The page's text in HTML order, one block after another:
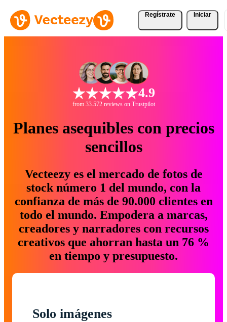
Regístrate Iniciar
4.9
from 33.572 reviews on Trustpilot
Planes asequibles con precios
sencillos
Vecteezy es el mercado de fotos de
stock número 1 del mundo, con la
confianza de más de 90.000 clientes en
todo el mundo. Empodera a marcas,
creadores y narradores con recursos
creativos que ahorran hasta un 76 %
en tiempo y presupuesto.
Solo imágenes